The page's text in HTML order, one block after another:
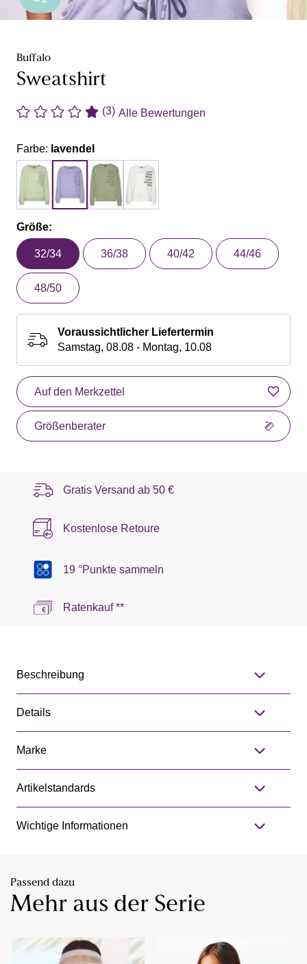
Buffalo
Sweatshirt
(3) Alle Bewertungen
Farbe: lavendel
Größe:
32/34 36/38 40/42 44/46
48/50
Voraussichtlicher Liefertermin
Samstag, 08.08 - Montag, 10.08
Auf den Merkzettel
Größenberater
Gratis Versand ab 50 €
Kostenlose Retoure
19 °Punkte sammeln
Ratenkauf **
Beschreibung
Details
Marke
Artikelstandards
Wichtige Informationen
Passend dazu
Mehr aus der Serie